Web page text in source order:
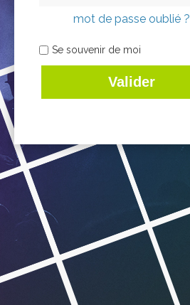
mot de passe oublié ?
Se souvenir de moi